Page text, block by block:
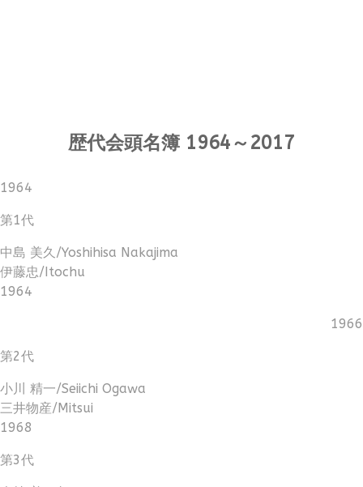
歴代会頭名簿 1964～2017
1964
第1代
中島 美久/Yoshihisa Nakajima
伊藤忠/Itochu
1964
1966
第2代
小川 精一/Seiichi Ogawa
三井物産/Mitsui
1968
第3代